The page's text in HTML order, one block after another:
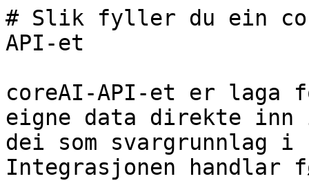
# Slik fyller du ein
API-et
coreAI-API-et er laga
eigne data direkte
dei som svargrunnlag
Integrasjonen handlar